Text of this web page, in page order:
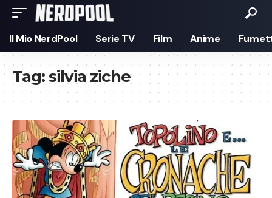
Il Mio NerdPool Serie TV Film Anime
Tag:silvia ziche